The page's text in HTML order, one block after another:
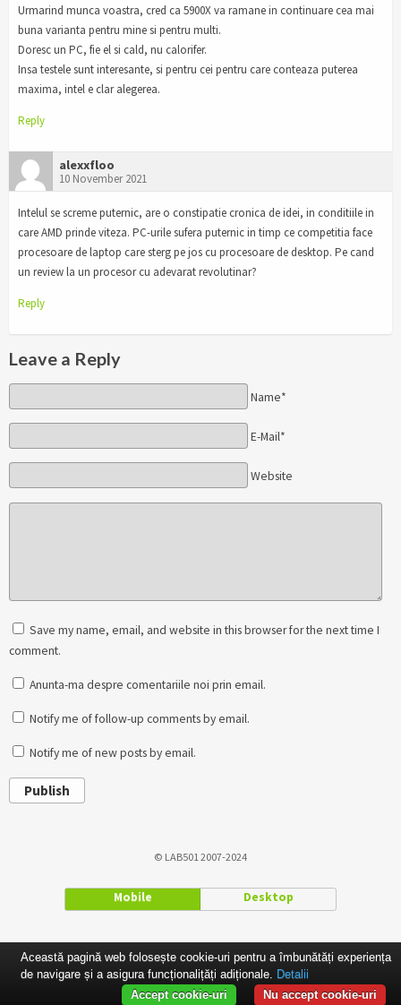
Urmarind munca voastra, cred ca 5900X va ramane in continuare cea mai
buna varianta pentru mine si pentru multi.
Doresc un PC, fie el si cald, nu calorifer.
Insa testele sunt interesante, si pentru cei pentru care conteaza puterea
maxima, intel e clar alegerea.
Reply
alexxfloo
10 November 2021
Intelul se screme puternic, are o constipatie cronica de idei, in conditiile in
care AMD prinde viteza. PC-urile sufera puternic in timp ce competitia face
procesoare de laptop care sterg pe jos cu procesoare de desktop. Pe cand
un review la un procesor cu adevarat revolutinar?
Reply
Leave a Reply
Name*
E-Mail*
Website
Save my name, email, and website in this browser for the next time I
comment.
Anunta-ma despre comentariile noi prin email.
Notify me of follow-up comments by email.
Notify me of new posts by email.
Publish
© LAB501 2007-2024
Mobile Desktop
Această pagină web folosește cookie-uri pentru a îmbunătăți experiența
de navigare și a asigura funcționalițăți adiționale. Detalii
Nu accept cookie-uri
Accept cookie-uri